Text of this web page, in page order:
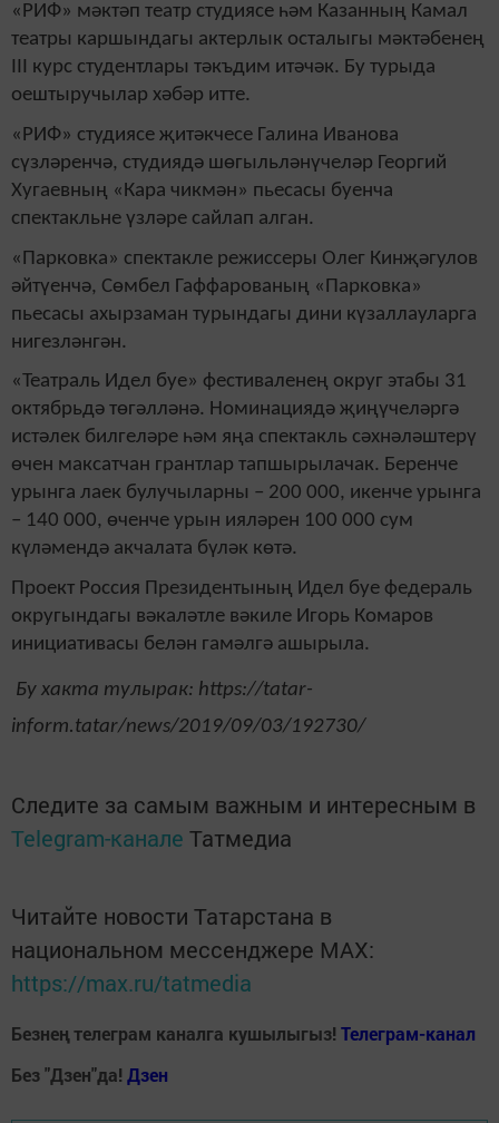
«РИФ» мәктәп театр студиясе һәм Казанның Камал
театры каршындагы актерлык осталыгы мәктәбенең
III курс студентлары тәкъдим итәчәк. Бу турыда
оештыручылар хәбәр итте.
«РИФ» студиясе җитәкчесе Галина Иванова
сүзләренчә, студиядә шөгыльләнүчеләр Георгий
Хугаевның «Кара чикмән» пьесасы буенча
спектакльне үзләре сайлап алган.
«Парковка» спектакле режиссеры Олег Кинҗәгулов
әйтүенчә, Сөмбел Гаффарованың «Парковка»
пьесасы ахырзаман турындагы дини күзаллауларга
нигезләнгән.
«Театраль Идел буе» фестиваленең округ этабы 31
октябрьдә төгәлләнә. Номинациядә җиңүчеләргә
истәлек билгеләре һәм яңа спектакль сәхнәләштерү
өчен максатчан грантлар тапшырылачак. Беренче
урынга лаек булучыларны – 200 000, икенче урынга
– 140 000, өченче урын ияләрен 100 000 сум
күләмендә акчалата бүләк көтә.
Проект Россия Президентының Идел буе федераль
округындагы вәкаләтле вәкиле Игорь Комаров
инициативасы белән гамәлгә ашырыла.
Бу хакта тулырак: https://tatar-
inform.tatar/news/2019/09/03/192730/
Следите за самым важным и интересным в
Telegram-канале Татмедиа
Читайте новости Татарстана в
национальном мессенджере MАХ:
https://max.ru/tatmedia
Безнең телеграм каналга кушылыгыз! Телеграм-канал
Без "Дзен"да! Дзен